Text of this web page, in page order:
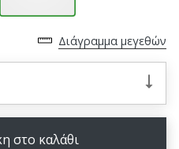
Διάγραμμα μεγεθών
στο καλάθι